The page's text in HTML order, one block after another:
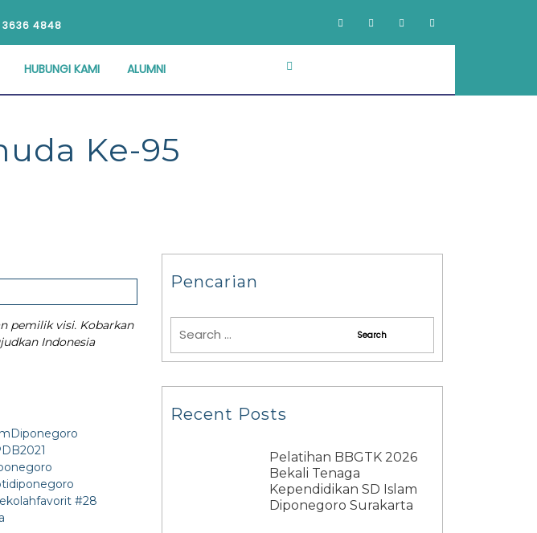
3636 4848
HUBUNGI KAMI ALUMNI
Ke-95
pemilik visi. Kobarkan
Indonesia
#28
Pencarian
Recent Posts
Pelatihan BBGTK 2026
Bekali Tenaga
Kependidikan SD Islam
Diponegoro Surakarta